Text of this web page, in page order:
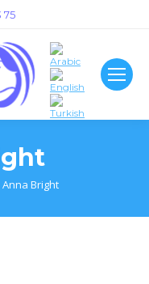
75
Anna Bright